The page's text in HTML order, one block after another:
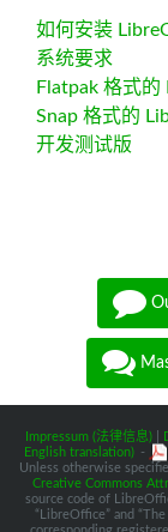
如何安装
系统要求
Flatpak 格式
Snap 格式的
开发测试版
Impressum (法律信息)|
English translation) -
Unless otherwise
Creative Commons
source code of
“LibreOffice” and